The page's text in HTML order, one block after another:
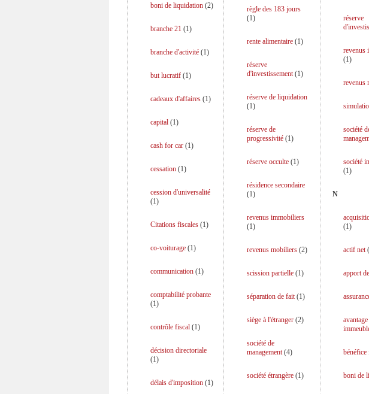
boni de liquidation (2)
branche 21 (1)
branche d'activité (1)
but lucratif (1)
cadeaux d'affaires (1)
capital (1)
cash for car (1)
cessation (1)
cession d'universalité
(1)
Citations fiscales (1)
co-voiturage (1)
communication (1)
comptabilité probante
(1)
contrôle fiscal (1)
décision directoriale
(1)
délais d'imposition (1)
règle des 183 jours
(1)
rente alimentaire(1)
réserve
d'investissement(1)
réserve de liquidation
(1)
réserve de
progressivité(1)
réserve occulte(1)
résidence secondaire
(1)
revenus immobiliers
(1)
revenus mobiliers(2)
scission partielle(1)
séparation de fait(1)
siège à l'étranger(2)
société de
management(4)
société étrangère(1)
réserve
revenus
(1)
revenus
société
société
(1)
N
(1)
actif net(
apport
bénéfice
boni de